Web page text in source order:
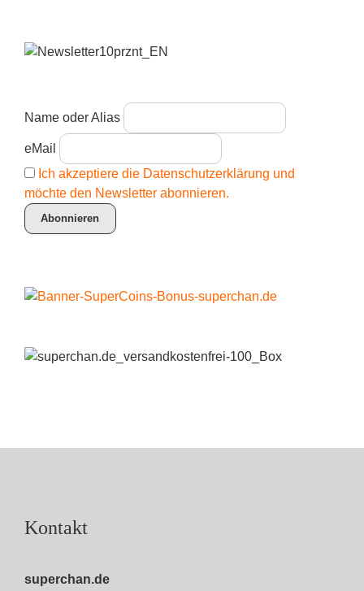
Name oder Alias
eMail
Ich akzeptiere die Datenschutzerklärung und
möchte den Newsletter abonnieren.
Kontakt
superchan.de